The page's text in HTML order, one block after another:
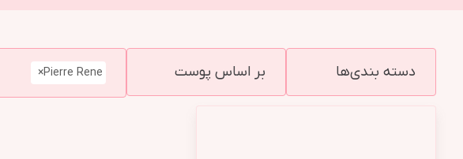
دسته بندی‌ها بر اساس پوست Pierre Rene
×